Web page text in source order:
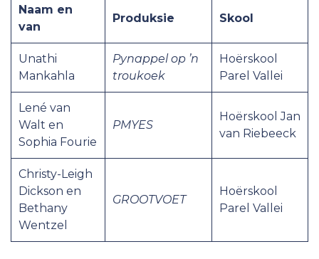
Naam en
van
Produksie Skool
Unathi
Mankahla
Pynappel op ’n
troukoek
Hoërskool
Parel Vallei
Lené van
Walt en
Sophia Fourie
PMYES
Hoërskool Jan
van Riebeeck
Christy-Leigh
Dickson en
Bethany
Wentzel
GROOTVOET
Hoërskool
Parel Vallei